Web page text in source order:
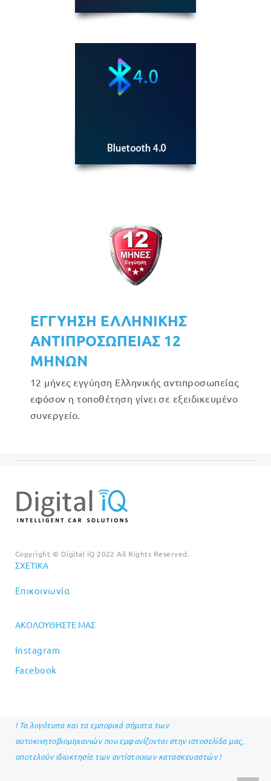
ΕΓΓΥΗΣΗ ΕΛΛΗΝΙΚΗΣ
ΑΝΤΙΠΡΟΣΩΠΕΙΑΣ 12
ΜΗΝΩΝ
12 μήνες εγγύηση Ελληνικής αντιπροσωπείας
εφόσον η τοποθέτηση γίνει σε εξειδικευμένο
συνεργείο.
Copyright © Digital iQ 2022 All Rights Reserved.
ΣΧΕΤΙΚΆ
Επικοινωνία
ΑΚΟΛΟΥΘΉΣΤΕ ΜΑΣ
Instagram
Facebook
! Τα λογότυπα και τα εμπορικά σήματα των
αυτοκινητοβιομηχανιών που εμφανίζονται στην ιστοσελίδα μας,
αποτελούν ιδιοκτησία των αντίστοιχων κατασκευαστών !